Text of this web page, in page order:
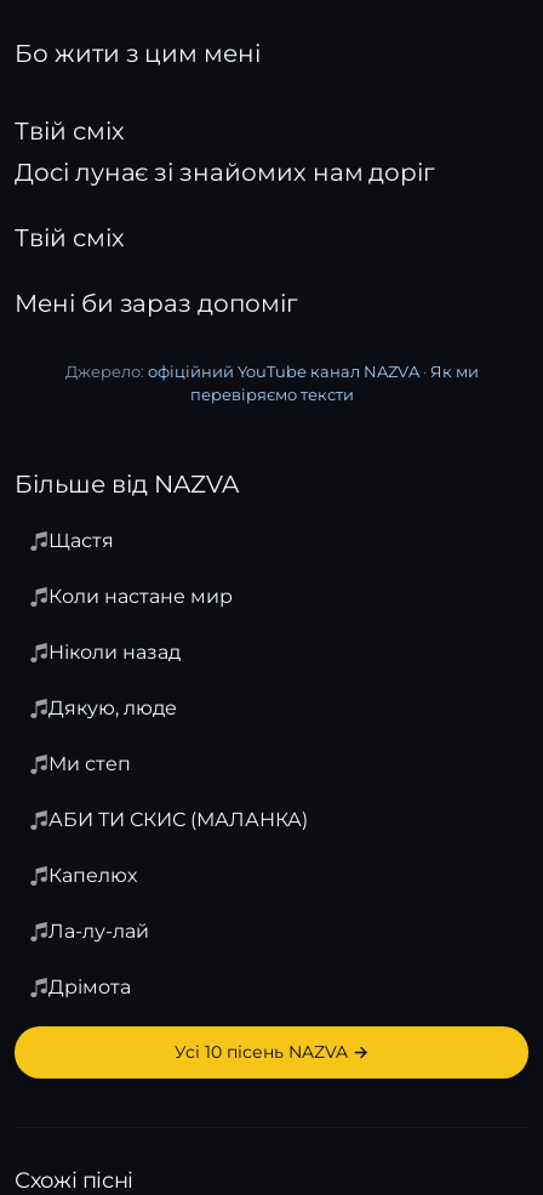
Бо жити з цим мені
Твій сміх
Досі лунає зі знайомих нам доріг
Твій сміх
Мені би зараз допоміг
Джерело: офіційний YouTube канал NAZVA· Як ми
перевіряємо тексти
Більше від NAZVA
Щастя
Коли настане мир
Ніколи назад
Дякую, люде
Ми степ
АБИ ТИ СКИС (МАЛАНКА)
Капелюх
Ла-лу-лай
Дрімота
Усі 10 пісень NAZVA →
Схожі пісні